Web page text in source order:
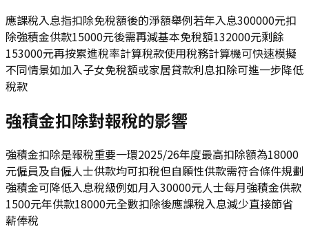
應課稅入息指扣除免稅額後的淨額舉例若年入息300000元扣
除強積金供款15000元後需再減基本免稅額132000元剩餘
153000元再按累進稅率計算稅款使用稅務計算機可快速模擬
不同情景如加入子女免稅額或家居貸款利息扣除可進一步降低
稅款
強積金扣除對報稅的影響
強積金扣除是報稅重要一環2025/26年度最高扣除額為18000
元僱員及自僱人士供款均可扣稅但自願性供款需符合條件規劃
強積金可降低入息稅級例如月入30000元人士每月強積金供款
1500元年供款18000元全數扣除後應課稅入息減少直接節省
薪俸稅